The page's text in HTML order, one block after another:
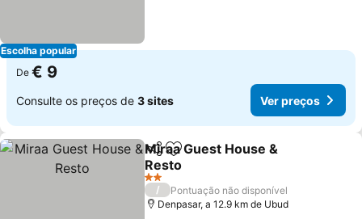
Escolha popular
De € 9
Consulte os preços de 3 sites Ver preços
PartilharAdicionar aos favoritos
Miraa Guest House &
Resto
2 Estrelas
/
Pontuação não disponível
Denpasar, a 12.9 km de Ubud